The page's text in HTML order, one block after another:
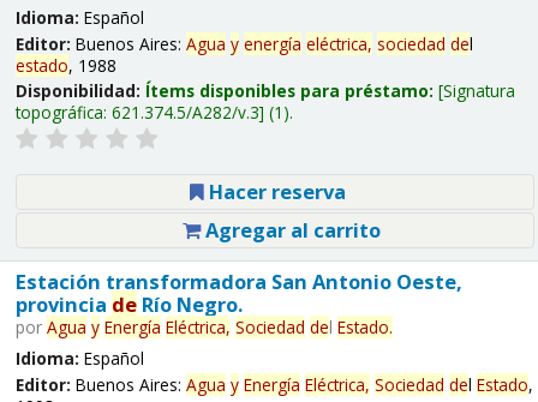
Idioma: Español
Editor: Buenos Aires: Agua y energía eléctrica, sociedad del
estado, 1988
Disponibilidad: Ítems disponibles para préstamo: Signatura
topográfica: 621.374.5/A282/v.3 (1).
Hacer reserva
Agregar al carrito
Estación transformadora San Antonio Oeste,
provincia deRío Negro.
por Agua y Energía Eléctrica, Sociedad del Estado.
Idioma: Español
Editor: Buenos Aires: Agua y Energía Eléctrica, Sociedad del Estado,